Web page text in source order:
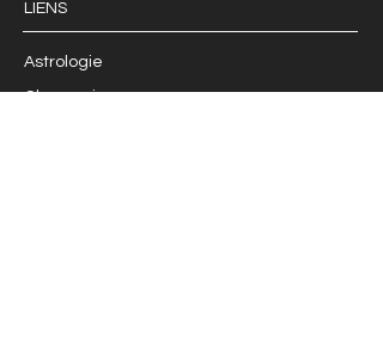
LIENS
Astrologie
Chamanisme